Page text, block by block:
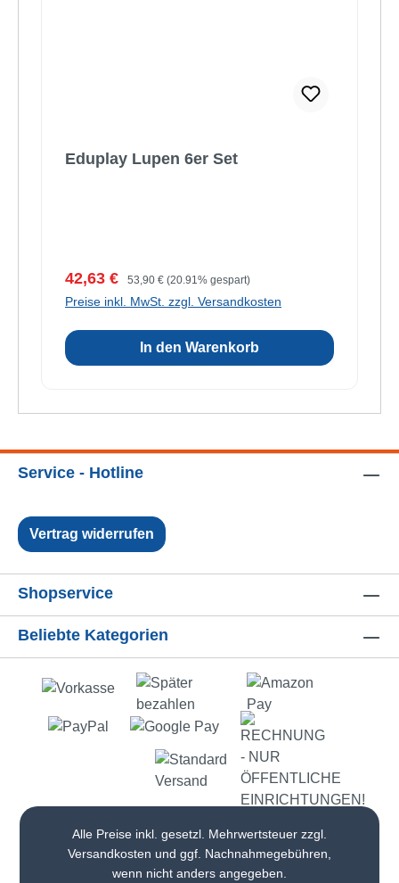
Eduplay Lupen 6er Set
Verkaufspreis:
42,63 € Regulärer Preis:
53,90 € (20.91% gespart)
Preise inkl. MwSt. zzgl. Versandkosten
In den Warenkorb
Service - Hotline
Vertrag widerrufen
Shopservice
Beliebte Kategorien
Alle Preise inkl. gesetzl. Mehrwertsteuer zzgl.
Versandkosten und ggf. Nachnahmegebühren,
wenn nicht anders angegeben.